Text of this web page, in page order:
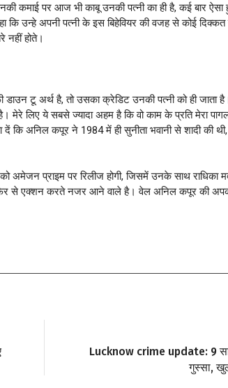
कमाई पर आज भी काबू उनकी पत्नी का ही है, कई बार ऐसा
उन्हे अपनी पत्नी के इस बिहेवियर की वजह से कोई दिक्कत
नहीं होते।
टू अर्थ है, तो उसका क्रेडिट उनकी पत्नी को ही जाता
मेरे लिए ये सबसे ज्यादा अहम है कि वो काम के प्रति मेरा
दें कि अनिल कपूर ने 1984 में ही सुनीता भवानी से शादी की
अमेजन प्राइम पर रिलीज होगी, जिसमें उनके साथ राधिका
से एक्शन करते नजर आने वाले है। वेल अनिल कपूर की
Lucknow crime update: 9
गुस्सा,